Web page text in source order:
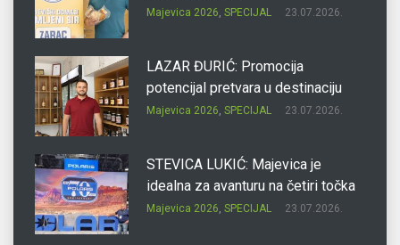
Majevica 2026, SPECIJAL 23.07.2026.
LAZAR ĐURIĆ: Promocija
potencijal pretvara u destinaciju
Majevica 2026, SPECIJAL 23.07.2026.
STEVICA LUKIĆ: Majevica je
idealna za avanturu na četiri točka
Majevica 2026, SPECIJAL 23.07.2026.